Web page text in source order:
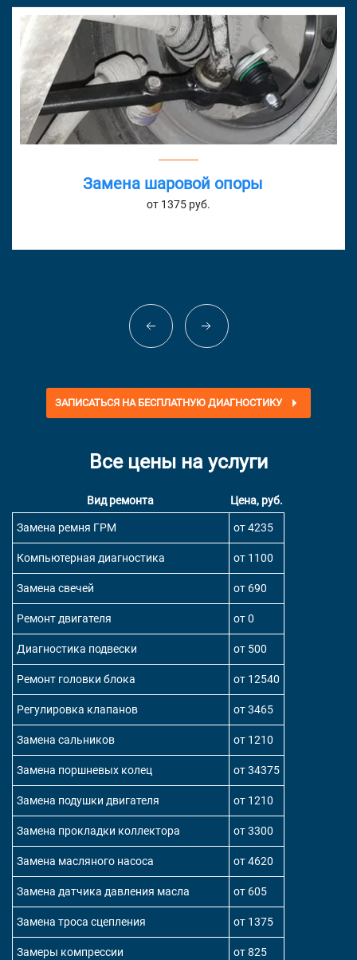
Замена шаровой опоры
от 1375 руб.
ЗАПИСАТЬСЯ НА БЕСПЛАТНУЮ ДИАГНОСТИКУ
Все цены на услуги
Вид ремонта
Цена, руб.
Замена ремня ГРМ
от 4235
Компьютерная диагностика от 1100
Замена свечей от 690
Ремонт двигателя от 0
Диагностика подвески от 500
Ремонт головки блока от 12540
Регулировка клапанов от 3465
Замена сальников от 1210
Замена поршневых колец от 34375
Замена подушки двигателя от 1210
Замена прокладки коллектора от 3300
Замена масляного насоса от 4620
Замена датчика давления масла от 605
Замена троса сцепления от 1375
Замеры компрессии от 825